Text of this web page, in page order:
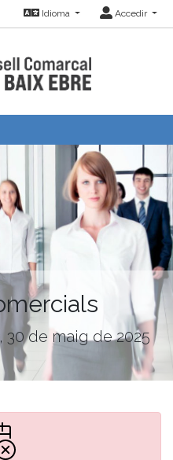
Idioma Accedir
de maig de 2025